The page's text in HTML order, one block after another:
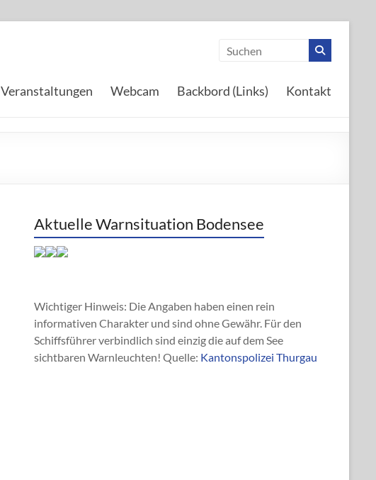
Veranstaltungen Webcam Backbord (Links) Kontakt
Aktuelle Warnsituation Bodensee
Wichtiger Hinweis: Die Angaben haben einen rein
informativen Charakter und sind ohne Gewähr. Für den
Schiffsführer verbindlich sind einzig die auf dem See
sichtbaren Warnleuchten! Quelle: Kantonspolizei Thurgau